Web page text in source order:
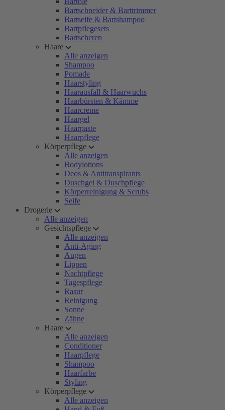
Bartschneider & Barttrimmer
Bartseife & Bartshampoo
Bartpflegesets
Bartscheren
Haare
Alle anzeigen
Shampoo
Pomade
Haarstyling
Haarausfall & Haarwuchs
Haarbürsten & Kämme
Haarcreme
Haargel
Haarpaste
Haarpflege
Körperpflege
Alle anzeigen
Bodylotions
Deos & Antitranspirants
Duschgel & Duschpflege
Körperreinigung & Scrubs
Seife
Drogerie
Alle anzeigen
Gesichtspflege
Alle anzeigen
Anti-Aging
Augen
Lippen
Nachtpflege
Tagespflege
Rasur
Reinigung
Sonne
Zähne
Haare
Alle anzeigen
Conditioner
Haarpflege
Shampoo
Haarfarbe
Styling
Körperpflege
Alle anzeigen